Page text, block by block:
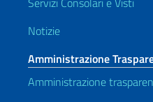
Notizie
Amministrazione
Amministrazione